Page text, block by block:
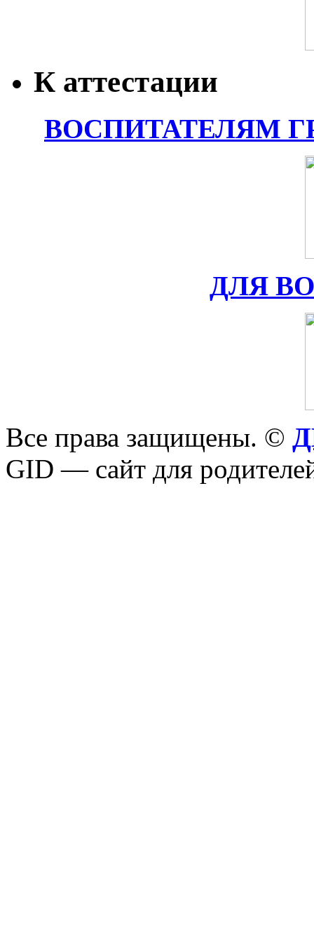
К аттестации
ВОСПИТАТЕЛЯМ
ДЛЯ
Все права защищены. ©
GID — сайт для